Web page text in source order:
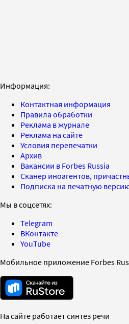
Информация:
Контактная информация
Правила обработки
Реклама в журнале
Реклама на сайте
Условия перепечатки
Архив
Вакансии в Forbes Russia
Сканер иноагентов,
Подписка на печатную
Мы в соцсетях:
Telegram
ВКонтакте
YouTube
Мобильное приложение Forbes
На сайте работает синтез речи